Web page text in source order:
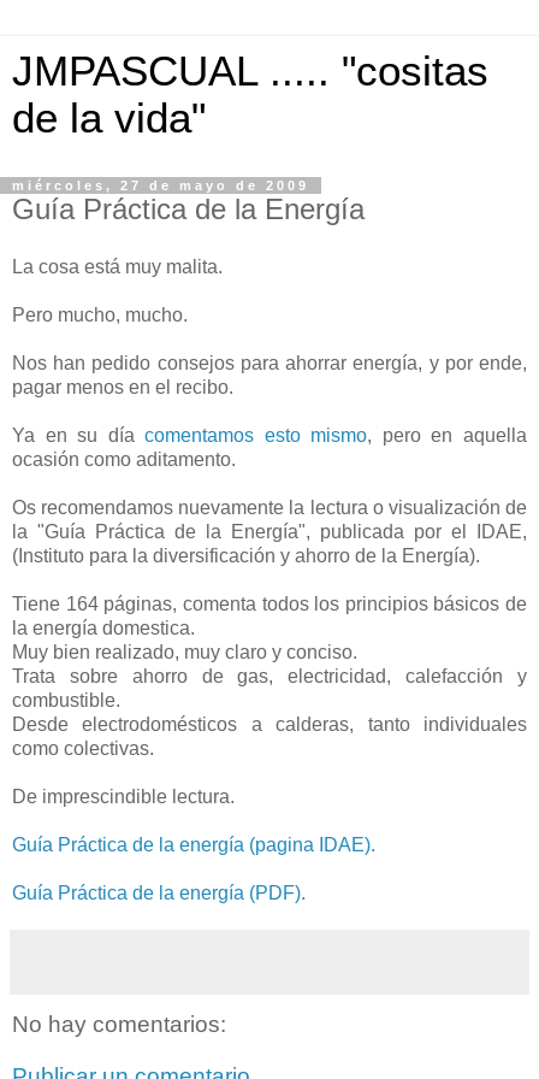
JMPASCUAL ..... "cositas
de la vida"
miércoles, 27 de mayo de 2009
Guía Práctica de la Energía
La cosa está muy malita.
Pero mucho, mucho.
Nos han pedido consejos para ahorrar energía, y por ende,
pagar menos en el recibo.
Ya en su díacomentamos esto mismo, pero en aquella
ocasión como aditamento.
Os recomendamos nuevamente la lectura o visualización de
la "Guía Práctica de la Energía", publicada por el IDAE,
(Instituto para la diversificación y ahorro de la Energía).
Tiene 164 páginas, comenta todos los principios básicos de
la energía domestica.
Muy bien realizado, muy claro y conciso.
Trata sobre ahorro de gas, electricidad, calefacción y
combustible.
Desde electrodomésticos a calderas, tanto individuales
como colectivas.
De imprescindible lectura.
Guía Práctica de la energía (pagina IDAE).
Guía Práctica de la energía (PDF).
No hay comentarios: